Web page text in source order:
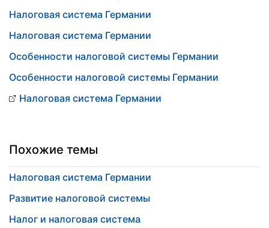
Налоговая система Германии
Налоговая система Германии
Особенности налоговой системы Германии
Особенности налоговой системы Германии
Налоговая система Германии
Похожие темы
Налоговая система Германии
Развитие налоговой системы
Налог и налоговая система